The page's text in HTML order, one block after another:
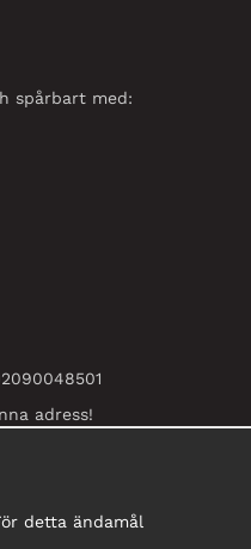
spårbart med:
adress!
detta ändamål